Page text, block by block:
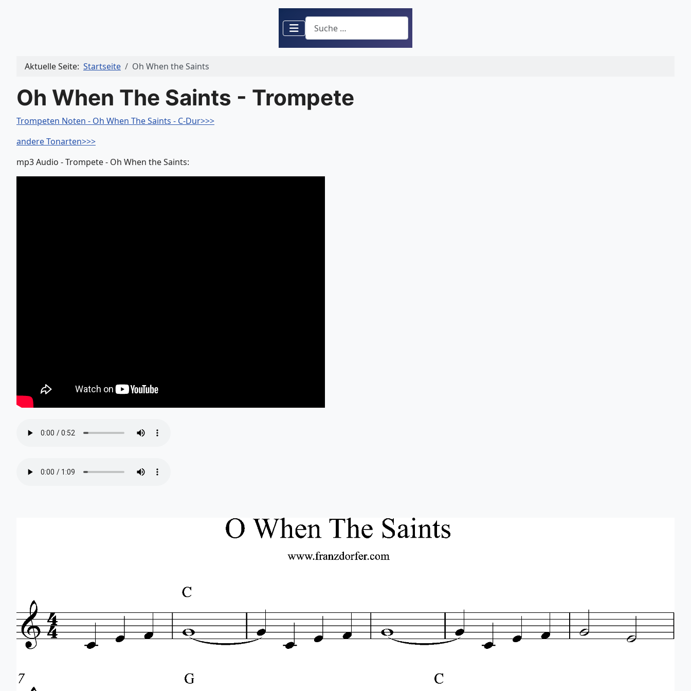
Suchen
Aktuelle Seite: Startseite Oh When the Saints
Oh When The Saints - Trompete
Trompeten Noten - Oh When The Saints - C-Dur>>>
andere Tonarten>>>
mp3 Audio - Trompete - Oh When the Saints: